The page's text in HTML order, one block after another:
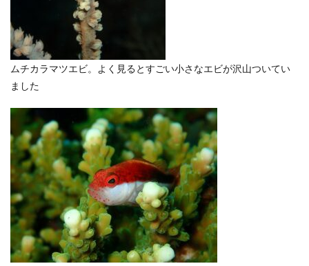
ムチカラマツエビ。よく見るとすごい小さなエビが沢山ついてい
ました